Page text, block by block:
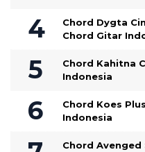
Chord Dygta
Chord Gitar
Chord Kahitna
Indonesia
Chord Koes
Indonesia
Chord